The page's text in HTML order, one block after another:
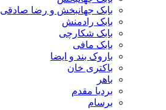
بابک جهانبخش و رضا صادقی
بابک رادمنش
بابک شکارچی
بابک مافی
باروک بند و ایضا
باکتری خان
باهر
بردیا مقدم
برسام